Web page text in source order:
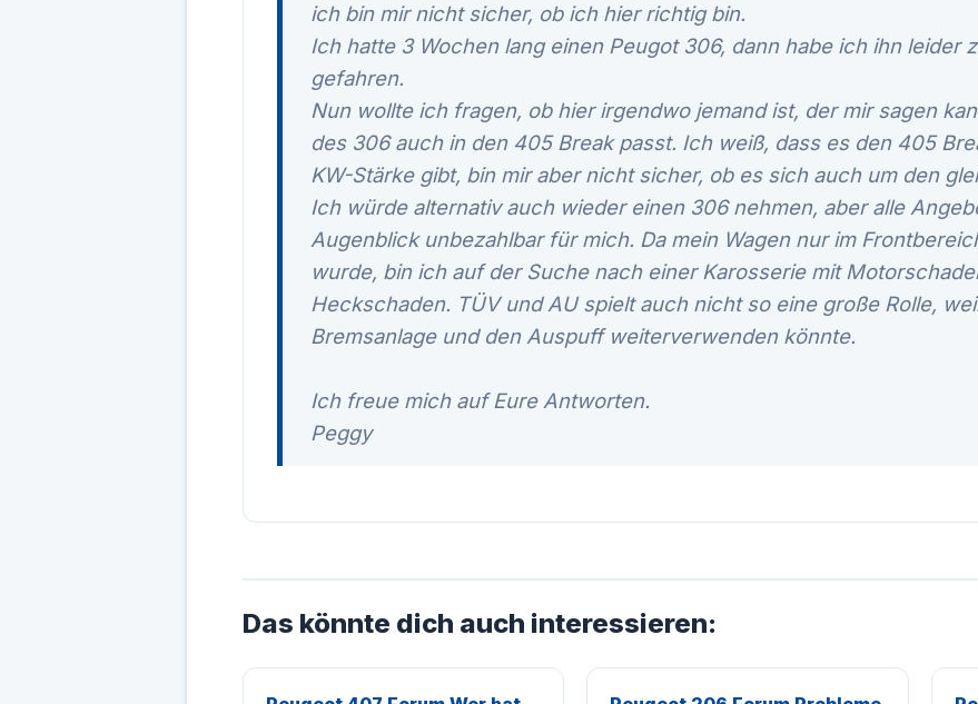
ich bin mir nicht sicher, ob ich hier richtig bin.
Ich hatte 3 Wochen lang einen Peugot 306, dann habe ich ihn leider
gefahren.
Nun wollte ich fragen, ob hier irgendwo jemand ist, der mir sagen
des 306 auch in den 405 Break passt. Ich weiß, dass es den 405
KW-Stärke gibt, bin mir aber nicht sicher, ob es sich auch um den
Ich würde alternativ auch wieder einen 306 nehmen, aber alle
Augenblick unbezahlbar für mich. Da mein Wagen nur im
wurde, bin ich auf der Suche nach einer Karosserie mit
Heckschaden. TÜV und AU spielt auch nicht so eine große Rolle,
Bremsanlage und den Auspuff weiterverwenden könnte.
Ich freue mich auf Eure Antworten.
Peggy
Das könnte dich auch interessieren: